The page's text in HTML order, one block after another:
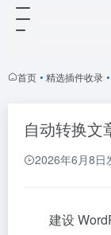
首页 • 精选插件收录 •
自动转换文
2026年6月8日
建设